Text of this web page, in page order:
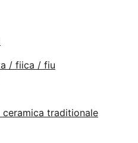
/ fiica / fiu
traditionale